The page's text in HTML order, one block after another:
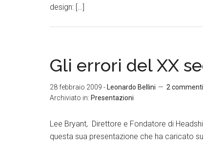
design: […]
Gli errori del XX
28 febbraio 2009 - Leonardo Bellini
2 commenti
Archiviato in: Presentazioni
Lee Bryant, Direttore e Fondatore di
questa sua presentazione che ha caricato